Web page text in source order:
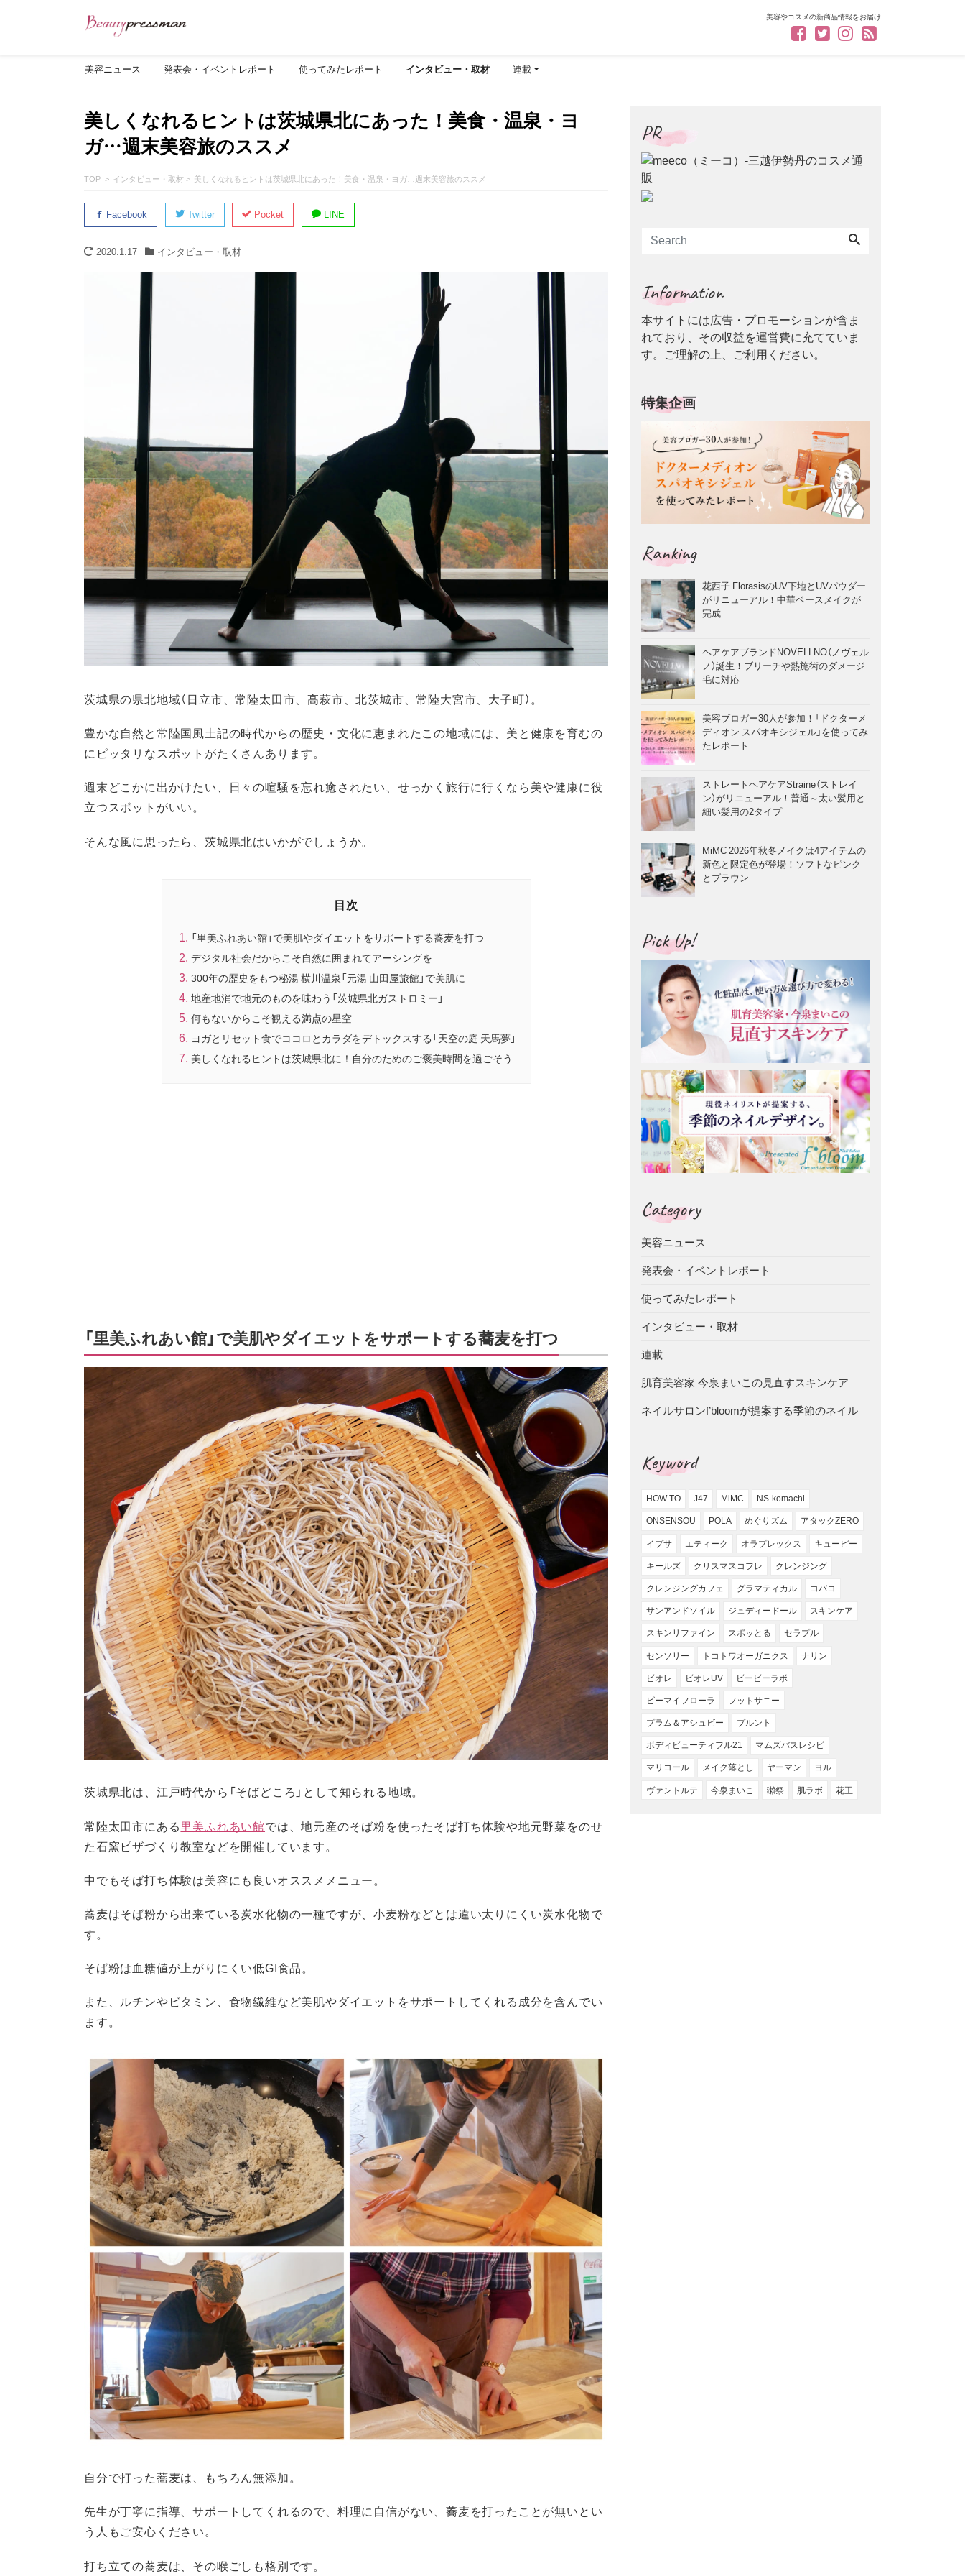
美容やコスメの新商品情報をお届け
美容ニュース 発表会・イベントレポート 使ってみたレポート インタビュー・取材 連載
美しくなれるヒントは茨城県北にあった！美食・温泉・ヨ
ガ…週末美容旅のススメ
TOP インタビュー・取材 美しくなれるヒントは茨城県北にあった！美食・温泉・ヨガ…週末美容旅のススメ
Facebook Twitter Pocket LINE
2020.1.17 インタビュー・取材
茨城県の県北地域（日立市、常陸太田市、高萩市、北茨城市、常陸大宮市、大子町）。
豊かな自然と常陸国風土記の時代からの歴史・文化に恵まれたこの地域には、美と健康を育むの
にピッタリなスポットがたくさんあります。
週末どこかに出かけたい、日々の喧騒を忘れ癒されたい、せっかく旅行に行くなら美や健康に役
立つスポットがいい。
そんな風に思ったら、茨城県北はいかがでしょうか。
目次
「里美ふれあい館」で美肌やダイエットをサポートする蕎麦を打つ
デジタル社会だからこそ自然に囲まれてアーシングを
300年の歴史をもつ秘湯 横川温泉「元湯 山田屋旅館」で美肌に
地産地消で地元のものを味わう「茨城県北ガストロミー」
何もないからこそ観える満点の星空
ヨガとリセット食でココロとカラダをデトックスする「天空の庭 天馬夢」
美しくなれるヒントは茨城県北に！自分のためのご褒美時間を過ごそう
「里美ふれあい館」で美肌やダイエットをサポートする蕎麦を打つ
茨城県北は、江戸時代から「そばどころ」として知られる地域。
常陸太田市にある里美ふれあい館では、地元産のそば粉を使ったそば打ち体験や地元野菜をのせ
た石窯ピザづくり教室などを開催しています。
中でもそば打ち体験は美容にも良いオススメメニュー。
蕎麦はそば粉から出来ている炭水化物の一種ですが、小麦粉などとは違い太りにくい炭水化物で
す。
そば粉は血糖値が上がりにくい低GI食品。
また、ルチンやビタミン、食物繊維など美肌やダイエットをサポートしてくれる成分を含んでい
ます。
自分で打った蕎麦は、もちろん無添加。
先生が丁寧に指導、サポートしてくれるので、料理に自信がない、蕎麦を打ったことが無いとい
う人もご安心ください。
打ち立ての蕎麦は、その喉ごしも格別です。
PR
Information
本サイトには広告・プロモーションが含ま
れており、その収益を運営費に充てていま
す。ご理解の上、ご利用ください。
特集企画
Ranking
花西子 FlorasisのUV下地とUVパウダー
がリニューアル！中華ベースメイクが
完成
ヘアケアブランドNOVELLNO（ノヴェル
ノ）誕生！ブリーチや熱施術のダメージ
毛に対応
美容ブロガー30人が参加！「ドクターメ
ディオン スパオキシジェル」を使ってみ
たレポート
ストレートヘアケアStraine（ストレイ
ン）がリニューアル！普通～太い髪用と
細い髪用の2タイプ
MiMC 2026年秋冬メイクは4アイテムの
新色と限定色が登場！ソフトなピンク
とブラウン
Pick Up!
Category
美容ニュース
発表会・イベントレポート
使ってみたレポート
インタビュー・取材
連載
肌育美容家 今泉まいこの見直すスキンケア
ネイルサロンf’bloomが提案する季節のネイル
Keyword
HOW TO J47 MiMC NS-komachi
ONSENSOU POLA めぐりズム アタックZERO
イプサ エティーク オラプレックス キューピー
キールズ クリスマスコフレ クレンジング
クレンジングカフェ グラマティカル コバコ
サンアンドソイル ジュディードール スキンケア
スキンリファイン スポッとる セラプル
センソリー トコトワオーガニクス ナリン
ビオレ ビオレUV ビービーラボ
ビーマイフローラ フットサニー
プラム＆アシュビー プルント
ボディビューティフル21 マムズバスレシピ
マリコール メイク落とし ヤーマン ヨル
ヴァントルテ 今泉まいこ 獺祭 肌ラボ 花王